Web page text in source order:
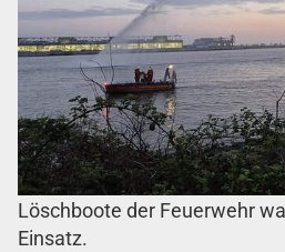
Löschboote der Feuerwehr
Einsatz.